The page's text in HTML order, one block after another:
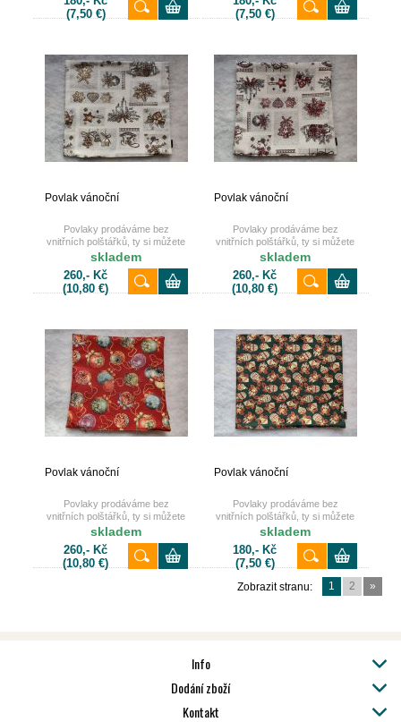
(7,50 €)
(7,50 €)
Povlak vánoční
Povlaky prodáváme bez
vnitřních polštářků, ty si můžete
také dokoupit u nás na e-shopu.
skladem
260,- Kč
(10,80 €)
Povlak vánoční
Povlaky prodáváme bez
vnitřních polštářků, ty si můžete
také dokoupit u nás na e-shopu.
skladem
260,- Kč
(10,80 €)
Povlak vánoční
Povlaky prodáváme bez
vnitřních polštářků, ty si můžete
také dokoupit u nás na e-shopu.
skladem
260,- Kč
(10,80 €)
Povlak vánoční
Povlaky prodáváme bez
vnitřních polštářků, ty si můžete
také dokoupit u nás na e-shopu.
skladem
180,- Kč
(7,50 €)
Zobrazit stranu: 1 2 »
Info
Dodání zboží
Kontakt